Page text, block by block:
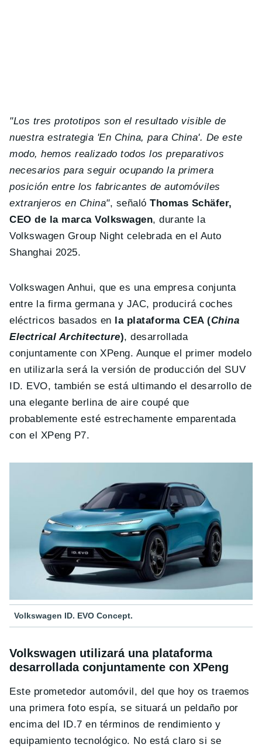
"Los tres prototipos son el resultado visible de
nuestra estrategia 'En China, para China'. De este
modo, hemos realizado todos los preparativos
necesarios para seguir ocupando la primera
posición entre los fabricantes de automóviles
extranjeros en China", señalóThomas Schäfer,
CEO de la marca Volkswagen, durante la
Volkswagen Group Night celebrada en el Auto
Shanghai 2025.
Volkswagen Anhui, que es una empresa conjunta
entre la firma germana y JAC, producirá coches
eléctricos basados en
la plataforma CEA (China
Electrical Architecture), desarrollada
conjuntamente con XPeng. Aunque el primer modelo
en utilizarla será la versión de producción del SUV
ID. EVO, también se está ultimando el desarrollo de
una elegante berlina de aire coupé que
probablemente esté estrechamente emparentada
con el XPeng P7.
Volkswagen ID. EVO Concept.
Volkswagen utilizará una plataforma
desarrollada conjuntamente con XPeng
Este prometedor automóvil, del que hoy os traemos
una primera foto espía, se situará un peldaño por
encima del ID.7 en términos de rendimiento y
equipamiento tecnológico. No está claro si se